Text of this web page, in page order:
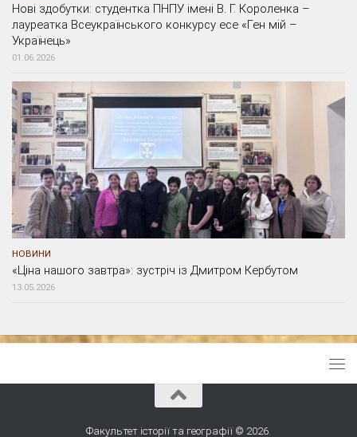
Нові здобутки: студентка ПНПУ імені В. Г. Короленка –
лауреатка Всеукраїнського конкурсу есе «Ген мій –
Українець»
01.06.2026
НОВИНИ
«Ціна нашого завтра»: зустріч із Дмитром Кербутом
13.05.2026
Факультет історії та географії © 2026.